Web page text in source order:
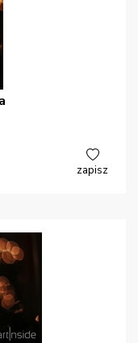
zapisz